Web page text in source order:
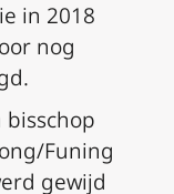
in 2018
nog
bisschop
Funing
gewijd